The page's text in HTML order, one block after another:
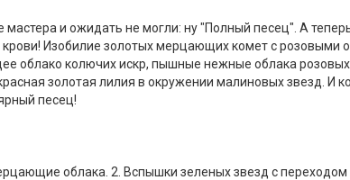
мастера и ожидать не могли: ну "Полный песец". А
Изобилие золотых мерцающих комет с
облако колючих искр, пышные нежные облака
золотая лилия в окружении малиновых звезд. И
песец!
облака. 2. Вспышки зеленых звезд с